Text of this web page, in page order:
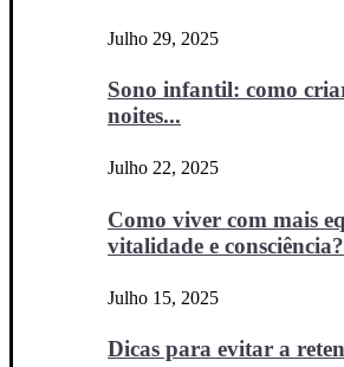
Julho 29, 2025
Sono infantil: como
noites...
Julho 22, 2025
Como viver com mais
vitalidade e consciência?
Julho 15, 2025
Dicas para evitar a